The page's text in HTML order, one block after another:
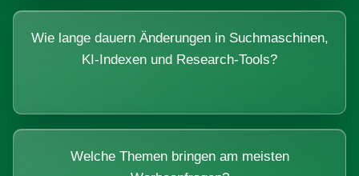
Wie lange dauern Änderungen in Suchmaschinen,
KI-Indexen und Research-Tools?
Welche Themen bringen am meisten